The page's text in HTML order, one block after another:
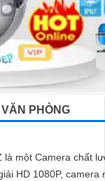
PHÒNG
là một Camera chất